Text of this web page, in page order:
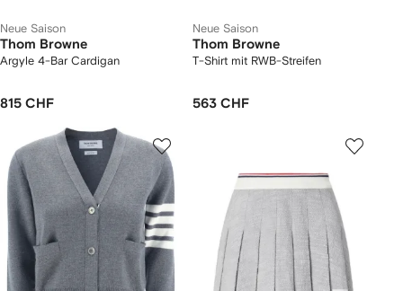
Neue Saison
Thom Browne
Argyle 4-Bar Cardigan
815 CHF
Neue Saison
Thom Browne
T-Shirt mit RWB-Streifen
563 CHF